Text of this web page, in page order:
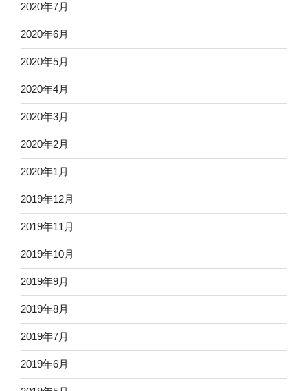
2020年7月
2020年6月
2020年5月
2020年4月
2020年3月
2020年2月
2020年1月
2019年12月
2019年11月
2019年10月
2019年9月
2019年8月
2019年7月
2019年6月